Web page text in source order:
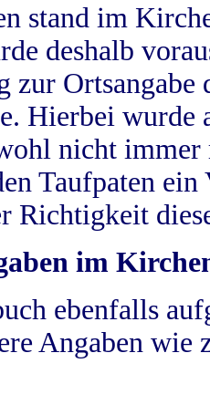
stand im
deshalb
zur
Hierbei wurde
nicht
Taufpaten
Richtigkeit
im
ebenfalls
Angaben wie